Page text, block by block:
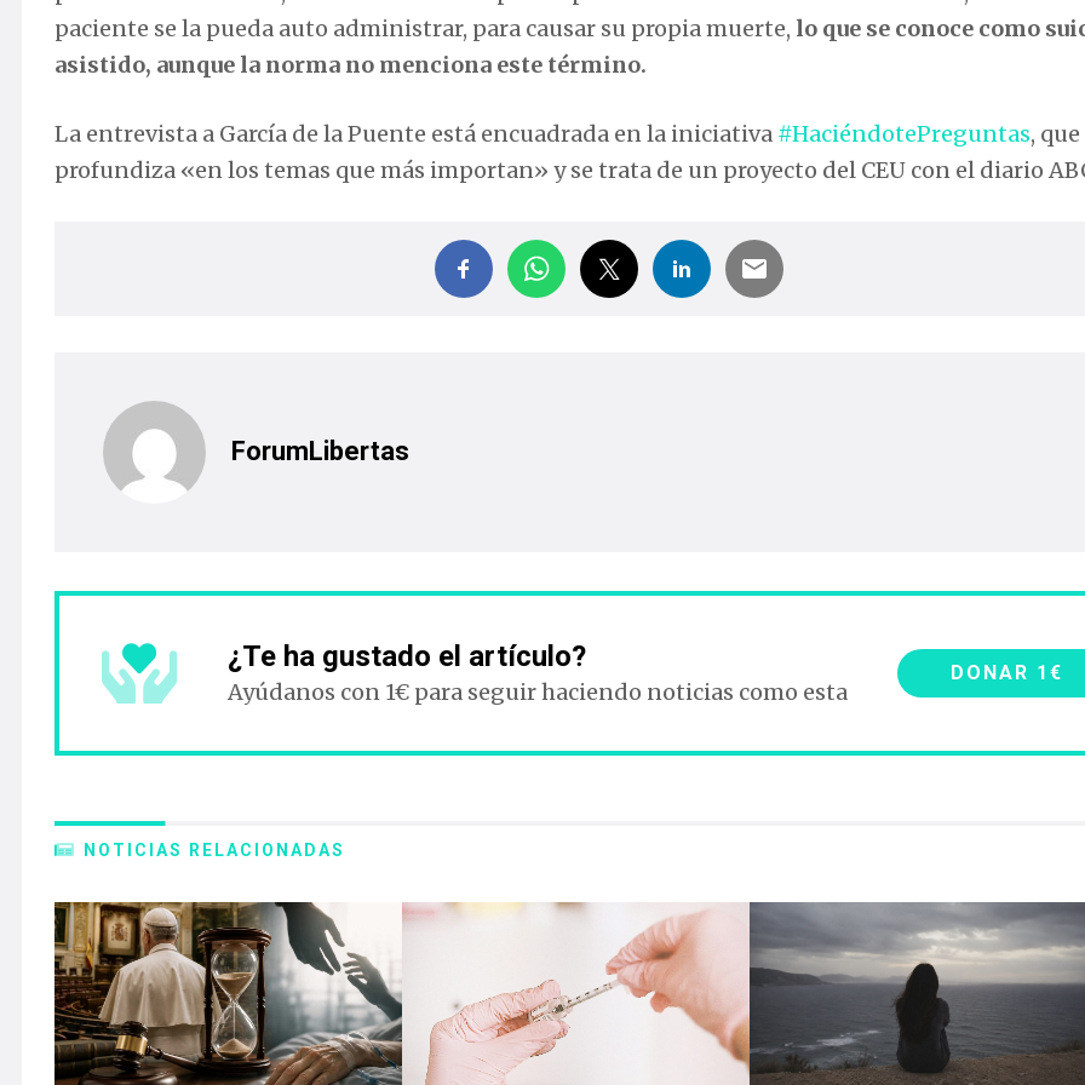
paciente se la pueda auto administrar, para causar su propia muerte, lo que se conoce como
asistido, aunque la norma no menciona este término.
La entrevista a García de la Puente está encuadrada en la iniciativa #HaciéndotePreguntas, que
profundiza «en los temas que más importan» y se trata de un proyecto del CEU con el diario
ForumLibertas
¿Te ha gustado el artículo?
Ayúdanos con 1€ para seguir haciendo noticias como esta
DONAR 1€
NOTICIAS RELACIONADAS